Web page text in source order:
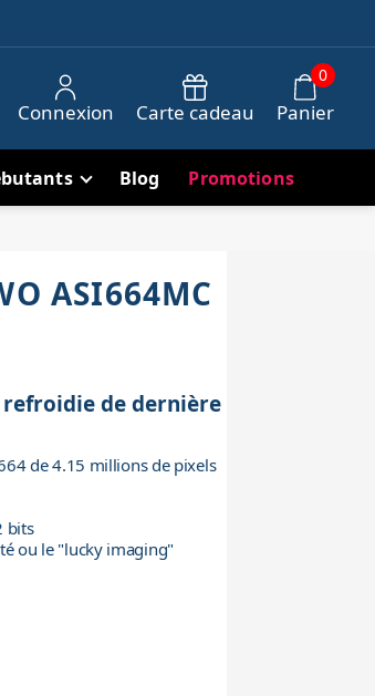
Connexion Carte cadeau Panier
0
Blog Promotions
ASI664MC
refroidie de dernière
de 4.15 millions de pixels
bits
ou le "lucky imaging"